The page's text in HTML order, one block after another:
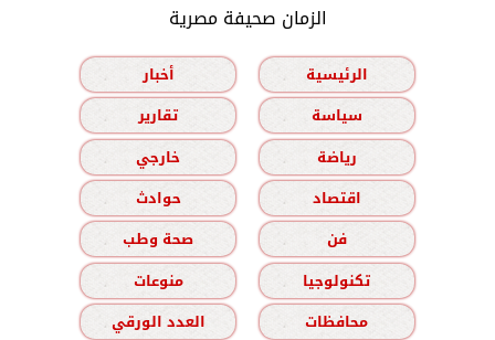
الزمان صحيفة مصرية
الرئيسية
أخبار
سياسة
تقارير
رياضة
خارجي
اقتصاد
حوادث
فن
صحة وطب
تكنولوجيا
منوعات
محافظات
العدد الورقي